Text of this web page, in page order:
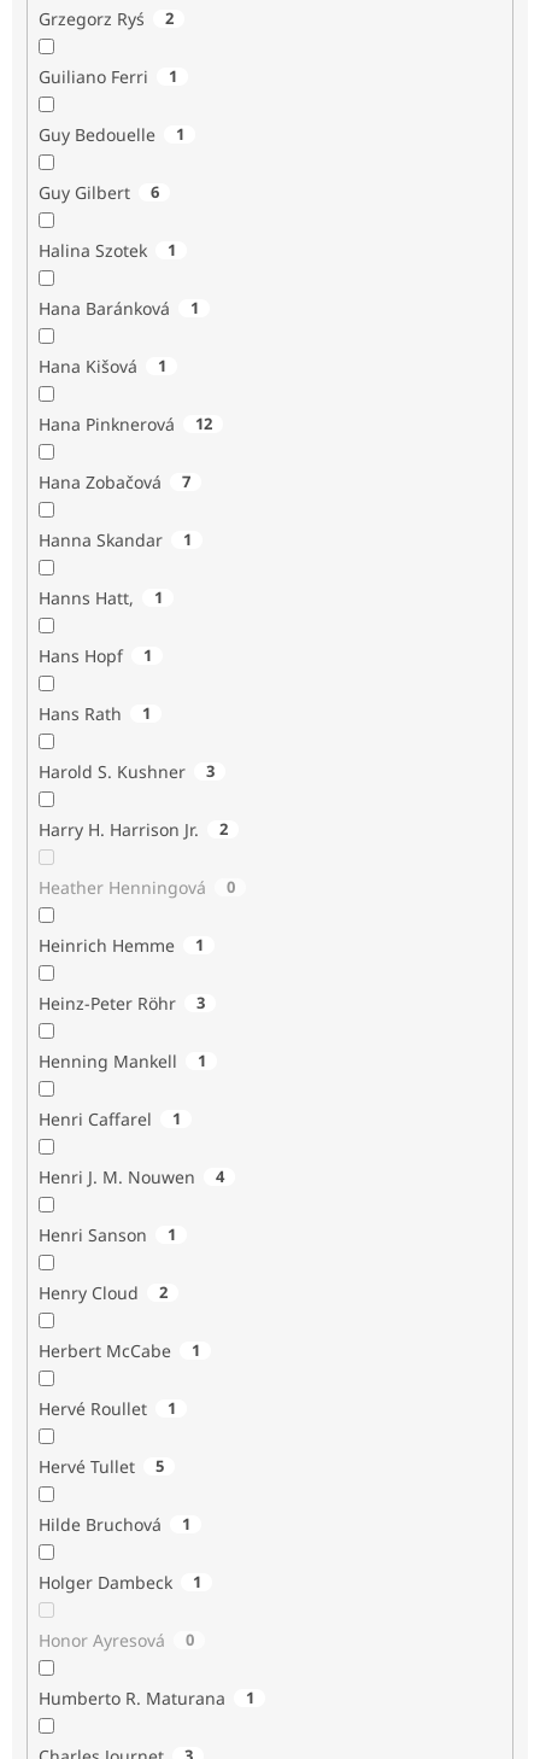
Grzegorz Ryś 2
Guiliano Ferri 1
Guy Bedouelle 1
Guy Gilbert 6
Halina Szotek 1
Hana Baránková 1
Hana Kišová 1
Hana Pinknerová 12
Hana Zobačová 7
Hanna Skandar 1
Hanns Hatt, 1
Hans Hopf 1
Hans Rath 1
Harold S. Kushner 3
Harry H. Harrison Jr. 2
Heather Henningová 0
Heinrich Hemme 1
Heinz-Peter Röhr 3
Henning Mankell 1
Henri Caffarel 1
Henri J. M. Nouwen 4
Henri Sanson 1
Henry Cloud 2
Herbert McCabe 1
Hervé Roullet 1
Hervé Tullet 5
Hilde Bruchová 1
Holger Dambeck 1
Honor Ayresová 0
Humberto R. Maturana 1